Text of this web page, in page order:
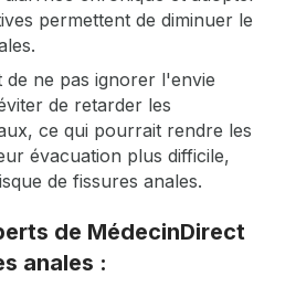
permettent de diminuer le
de ne pas ignorer l'envie
de retarder les
ce qui pourrait rendre les
évacuation plus difficile,
de fissures anales.
de MédecinDirect
anales :